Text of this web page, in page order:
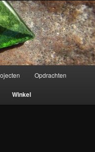
Opdrachten
Winkel